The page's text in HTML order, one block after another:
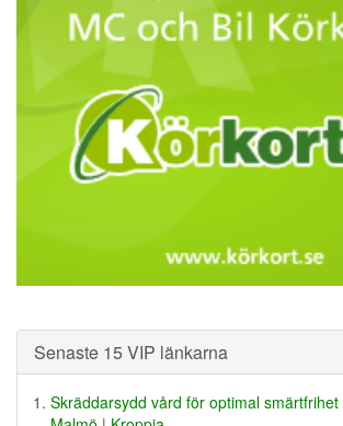
Senaste 15 VIP länkarna
Skräddarsydd vård för optimal